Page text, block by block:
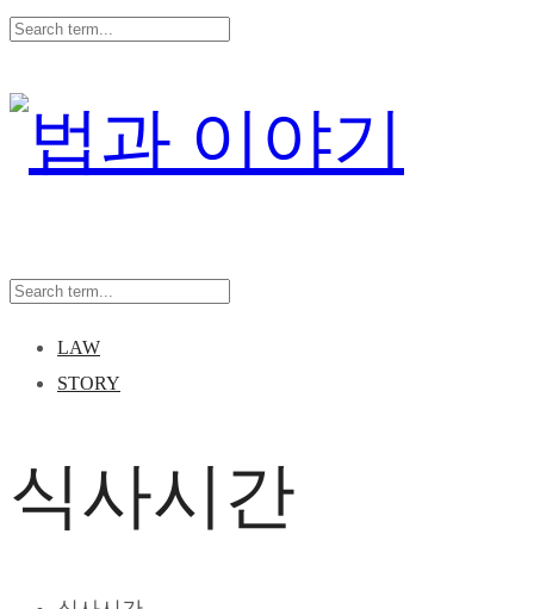
LAW
STORY
식사시간